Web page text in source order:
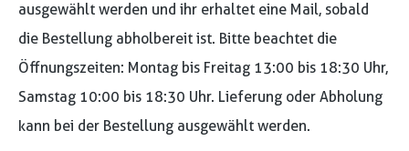
ausgewählt werden und ihr erhaltet eine Mail, sobald
die Bestellung abholbereit ist. Bitte beachtet die
Öffnungszeiten: Montag bis Freitag 13:00 bis 18:30 Uhr,
Samstag 10:00 bis 18:30 Uhr. Lieferung oder Abholung
kann bei der Bestellung ausgewählt werden.